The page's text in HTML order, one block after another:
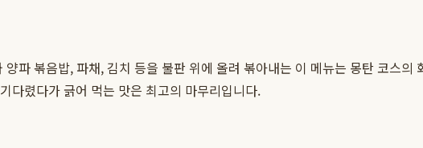
파 볶음밥, 파채, 김치 등을 불판 위에 올려 볶아내는 이 메뉴는 몽탄 코스의
다렸다가 긁어 먹는 맛은 최고의 마무리입니다.